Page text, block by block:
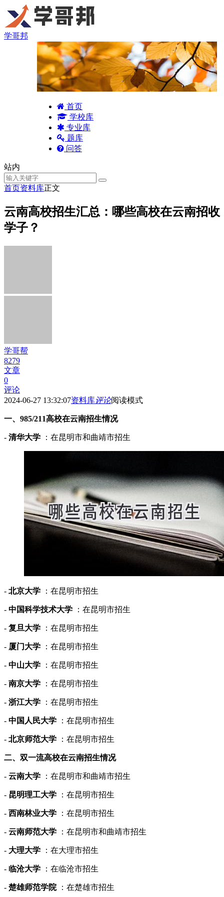
学哥邦
首页
学校库
专业库
题库
问答
站内
首页资料库正文
云南高校招生汇总：哪些高校在云南招收
学子？
学哥帮
8279
文章
0
评论
2024-06-27 13:32:07资料库评论阅读模式
一、985/211高校在云南招生情况
- 清华大学 ：在昆明市和曲靖市招生
- 北京大学 ：在昆明市招生
- 中国科学技术大学 ：在昆明市招生
- 复旦大学 ：在昆明市招生
- 厦门大学 ：在昆明市招生
- 中山大学 ：在昆明市招生
- 南京大学 ：在昆明市招生
- 浙江大学 ：在昆明市招生
- 中国人民大学 ：在昆明市招生
- 北京师范大学 ：在昆明市招生
二、双一流高校在云南招生情况
- 云南大学 ：在昆明市和曲靖市招生
- 昆明理工大学 ：在昆明市招生
- 西南林业大学 ：在昆明市招生
- 云南师范大学 ：在昆明市和曲靖市招生
- 大理大学 ：在大理市招生
- 临沧大学 ：在临沧市招生
- 楚雄师范学院 ：在楚雄市招生